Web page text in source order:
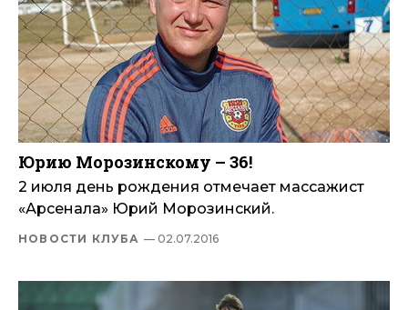
Юрию Морозинскому – 36!
2 июля день рождения отмечает массажист
«Арсенала» Юрий Морозинский.
НОВОСТИ КЛУБА — 02.07.2016